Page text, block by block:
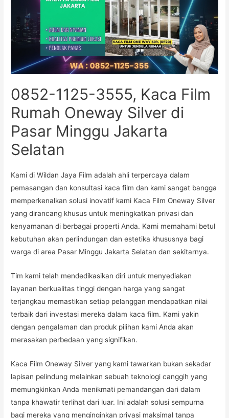
0852-1125-3555, Kaca Film
Rumah Oneway Silver di
Pasar Minggu Jakarta
Selatan
Kami di Wildan Jaya Film adalah ahli terpercaya dalam
pemasangan dan konsultasi kaca film dan kami sangat bangga
memperkenalkan solusi inovatif kami Kaca Film Oneway Silver
yang dirancang khusus untuk meningkatkan privasi dan
kenyamanan di berbagai properti Anda. Kami memahami betul
kebutuhan akan perlindungan dan estetika khususnya bagi
warga di area Pasar Minggu Jakarta Selatan dan sekitarnya.
Tim kami telah mendedikasikan diri untuk menyediakan
layanan berkualitas tinggi dengan harga yang sangat
terjangkau memastikan setiap pelanggan mendapatkan nilai
terbaik dari investasi mereka dalam kaca film. Kami yakin
dengan pengalaman dan produk pilihan kami Anda akan
merasakan perbedaan yang signifikan.
Kaca Film Oneway Silver yang kami tawarkan bukan sekadar
lapisan pelindung melainkan sebuah teknologi canggih yang
memungkinkan Anda menikmati pemandangan dari dalam
tanpa khawatir terlihat dari luar. Ini adalah solusi sempurna
bagi mereka yang menginginkan privasi maksimal tanpa